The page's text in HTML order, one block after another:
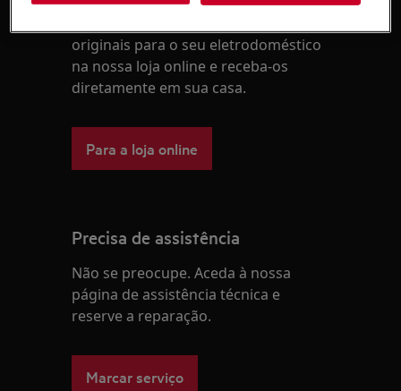
originais para o seu eletrodoméstico
na nossa loja online e receba-os
diretamente em sua casa.
Para a loja online
Precisa de assistência
Não se preocupe. Aceda à nossa
página de assistência técnica e
reserve a reparação.
Marcar serviço